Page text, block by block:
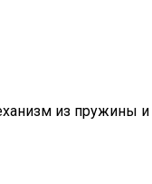
из пружины и